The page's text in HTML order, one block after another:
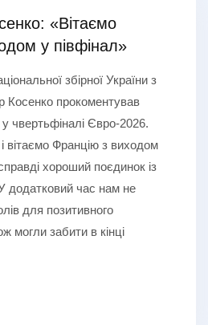
«Вітаємо
у півфінал»
збірної України з
прокоментував
у чвертьфіналі Євро-2026.
вітаємо Францію з виходом
хороший поєдинок із
додатковий час нам не
для позитивного
могли забити в кінці